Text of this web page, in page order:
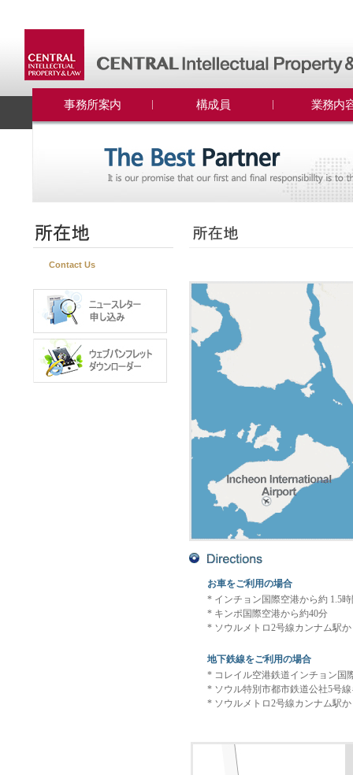
事務所案内 構成員 業務内
Contact Us
お車をご利用の場合
* インチョン国際空港から約 1.5
* キンポ国際空港から約40分
* ソウルメトロ2号線カンナム駅か
地下鉄線をご利用の場合
* コレイル空港鉄道インチョン国
* ソウル特別市都市鉄道公社5号
* ソウルメトロ2号線カンナム駅か